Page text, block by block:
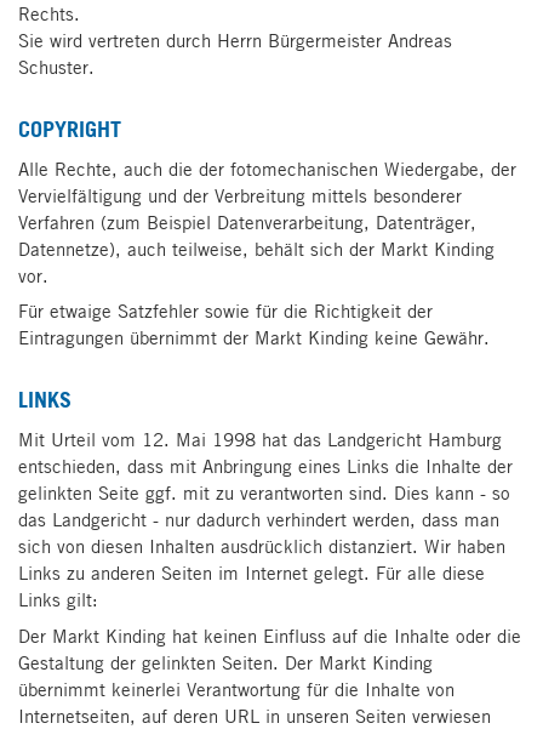
Rechts.
Sie wird vertreten durch Herrn Bürgermeister Andreas
Schuster.
COPYRIGHT
Alle Rechte, auch die der fotomechanischen Wiedergabe, der
Vervielfältigung und der Verbreitung mittels besonderer
Verfahren (zum Beispiel Datenverarbeitung, Datenträger,
Datennetze), auch teilweise, behält sich der Markt Kinding
vor.
Für etwaige Satzfehler sowie für die Richtigkeit der
Eintragungen übernimmt der Markt Kinding keine Gewähr.
LINKS
Mit Urteil vom 12. Mai 1998 hat das Landgericht Hamburg
entschieden, dass mit Anbringung eines Links die Inhalte der
gelinkten Seite ggf. mit zu verantworten sind. Dies kann - so
das Landgericht - nur dadurch verhindert werden, dass man
sich von diesen Inhalten ausdrücklich distanziert. Wir haben
Links zu anderen Seiten im Internet gelegt. Für alle diese
Links gilt:
Der Markt Kinding hat keinen Einfluss auf die Inhalte oder die
Gestaltung der gelinkten Seiten. Der Markt Kinding
übernimmt keinerlei Verantwortung für die Inhalte von
Internetseiten, auf deren URL in unseren Seiten verwiesen